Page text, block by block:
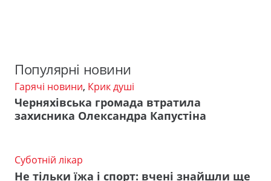
Популярні новини
Гарячі новини, Крик душі
Черняхівська громада втратила
захисника Олександра Капустіна
Суботній лікар
Не тільки їжа і спорт: вчені знайшли ще